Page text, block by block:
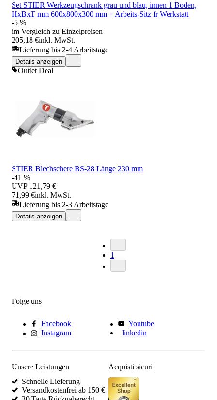
Set STIER Werkzeugschrank grau und blau, innen 1 Boden,
HxBxT mm 600x800x300 mm + Arbeits-Sitz fr Werkstatt
-5 %
im Vergleich zu Einzelpreisen
205,18 €inkl. MwSt.
Lieferung bis 2-4 Arbeitstage
Details anzeigen
Outlet Deal
STIER Blechschere BS-28 Länge 230 mm
-41 %
UVP 121,79 €
71,99 €inkl. MwSt.
Lieferung bis 2-3 Arbeitstage
Details anzeigen
1
Folge uns
Facebook
Youtube
Instagram
linkedin
Unsere Leistungen
Schnelle Lieferung
Versandkostenfrei ab 150 €
Acquisti sicuri